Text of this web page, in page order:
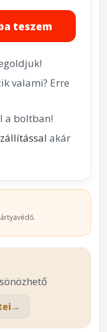
teszem
valami? Erre
a boltban!
akár
→